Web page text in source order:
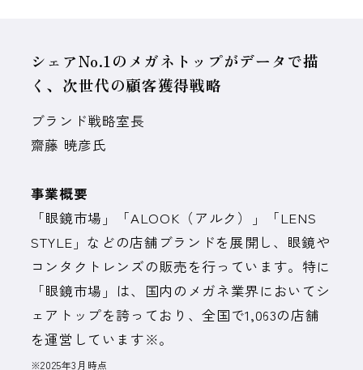
シェアNo.1のメガネトップがデータで描
く、次世代の顧客獲得戦略
ブランド戦略室長
齋藤 暁彦氏
事業概要
「眼鏡市場」「ALOOK（アルク）」「LENS
STYLE」などの店舗ブランドを展開し、眼鏡や
コンタクトレンズの販売を行っています。特に
「眼鏡市場」は、国内のメガネ業界においてシ
ェアトップを誇っており、全国で1,063の店舗
を運営しています※。
※2025年3月時点